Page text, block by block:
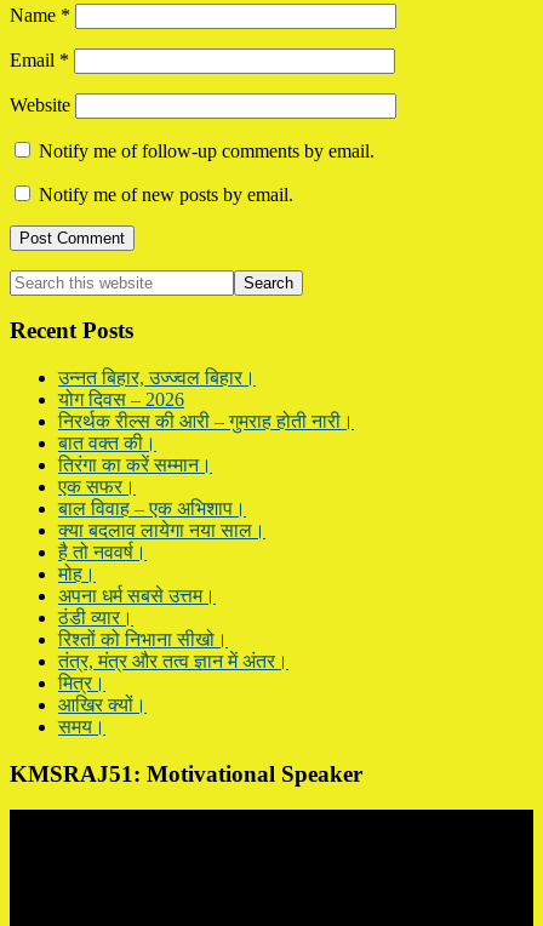
Name *
Email *
Website
Notify me of follow-up comments by email.
Notify me of new posts by email.
Primary
Sidebar
Search
this
website
Recent Posts
उन्नत बिहार, उज्ज्वल बिहार।
योग दिवस – 2026
निरर्थक रील्स की आरी – गुमराह होती नारी।
बात वक्त की।
तिरंगा का करें सम्मान।
एक सफर।
बाल विवाह – एक अभिशाप।
क्या बदलाव लायेगा नया साल।
है तो नववर्ष।
मोह।
अपना धर्म सबसे उत्तम।
ठंडी व्यार।
रिश्तों को निभाना सीखो।
तंत्र, मंत्र और तत्व ज्ञान में अंतर।
मित्र।
आखिर क्यों।
समय।
KMSRAJ51: Motivational Speaker